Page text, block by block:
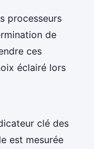
processeurs
de
ces
éclairé lors
clé des
est mesurée